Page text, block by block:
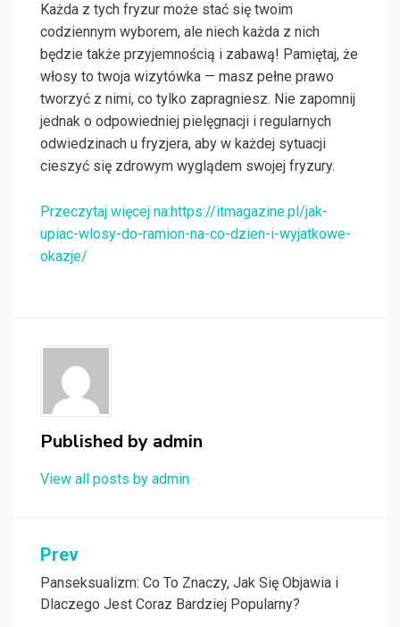
Każda z tych fryzur może stać się twoim
codziennym wyborem, ale niech każda z nich
będzie także przyjemnością i zabawą! Pamiętaj, że
włosy to twoja wizytówka — masz pełne prawo
tworzyć z nimi, co tylko zapragniesz. Nie zapomnij
jednak o odpowiedniej pielęgnacji i regularnych
odwiedzinach u fryzjera, aby w każdej sytuacji
cieszyć się zdrowym wyglądem swojej fryzury.
Przeczytaj więcej na:https://itmagazine.pl/jak-
upiac-wlosy-do-ramion-na-co-dzien-i-wyjatkowe-
okazje/
Published by admin
View all posts by admin
Nawigacja
wpisu
Prev
Panseksualizm: Co To Znaczy, Jak Się Objawia i
Dlaczego Jest Coraz Bardziej Popularny?